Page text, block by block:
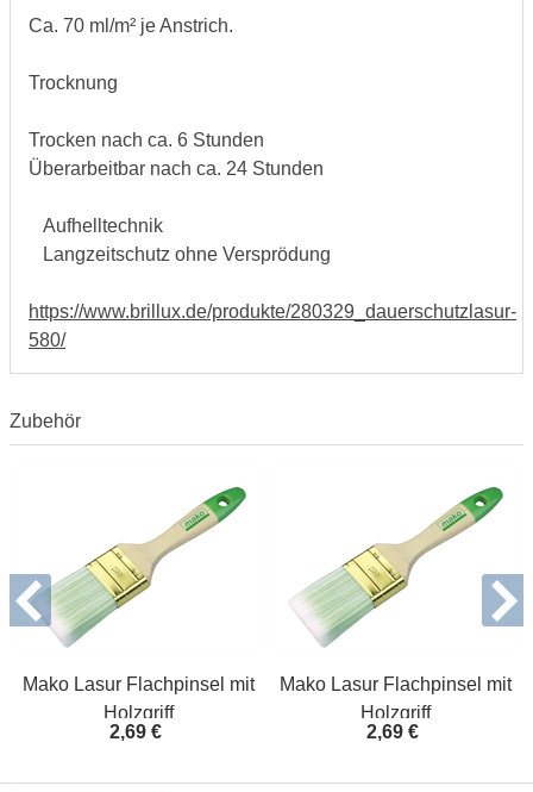
Ca. 70 ml/m² je Anstrich.
Trocknung
Trocken nach ca. 6 Stunden
Überarbeitbar nach ca. 24 Stunden
Aufhelltechnik
Langzeitschutz ohne Versprödung
https://www.brillux.de/produkte/280329_dauerschutzlasur-
580/
Zubehör
Mako Lasur Flachpinsel mit
Holzgriff
2,69 €
Mako Lasur Flachpinsel mit
Holzgriff
2,69 €